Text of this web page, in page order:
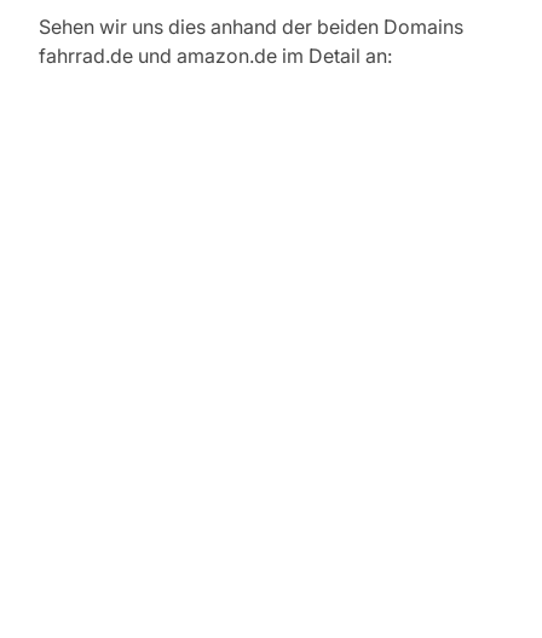
Sehen wir uns dies anhand der beiden Domains
fahrrad.de und amazon.de im Detail an: